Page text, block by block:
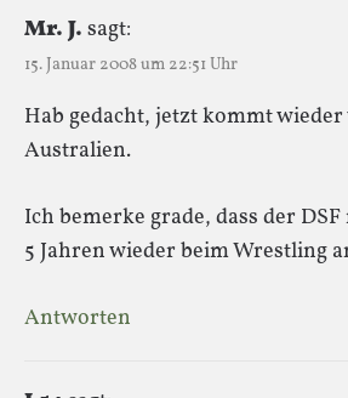
Mr. J. sagt:
15. Januar 2008 um 22:51 Uhr
Hab gedacht, jetzt kommt
Australien.
Ich bemerke grade, dass der
5 Jahren wieder beim Wrestling
Antworten